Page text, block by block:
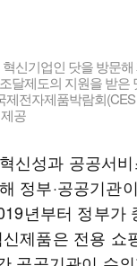
신기업인 닷을 방문
달제도의 지원을 받은
전자제품박람회(CES
공
신성과 공공서
정부·공공기관
년부터 정부가
제품은 전용 쇼